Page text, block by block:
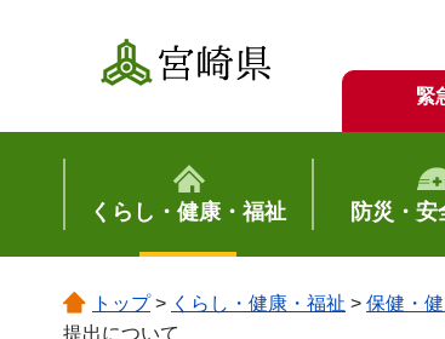
宮崎県
緊
くらし・健康・福祉 防災・
トップ> くらし・健康・福祉 > 保健・
提出について